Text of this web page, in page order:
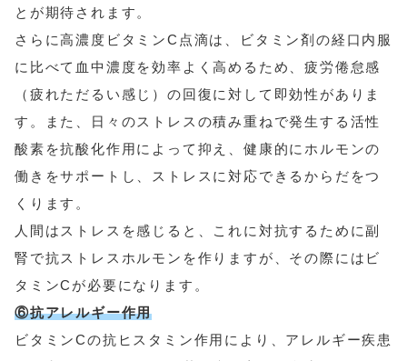
とが期待されます。
さらに高濃度ビタミンC点滴は、ビタミン剤の経口内服
に比べて血中濃度を効率よく高めるため、疲労倦怠感
（疲れただるい感じ）の回復に対して即効性がありま
す。また、日々のストレスの積み重ねで発生する活性
酸素を抗酸化作用によって抑え、健康的にホルモンの
働きをサポートし、ストレスに対応できるからだをつ
くります。
人間はストレスを感じると、これに対抗するために副
腎で抗ストレスホルモンを作りますが、その際にはビ
タミンCが必要になります。
⑥抗アレルギー作用
ビタミンCの抗ヒスタミン作用により、アレルギー疾患